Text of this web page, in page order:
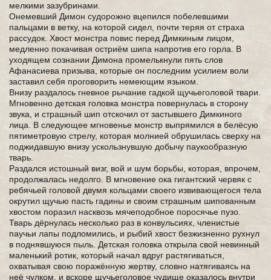
мелкими зазубринами.
Онемевший Димон судорожно вцепился побелевшими
пальцами в ветку, на которой сидел, почти теряя от страха
рассудок. Хвост монстра повис перед Димкиным лицом,
медленно покачивая остриём шипа напротив его горла. В
уходящем сознании Димона промелькнули пять слов
Афанасиева призыва, которые он последним усилием воли
заставил себя проговорить немеющим языком.
Внизу раздалось гневное рычание гадкой щучьеголовой твари.
Мгновенно детская головка монстра повернулась в сторону
звука, и страшный шип отскочил от застывшего Димкиного
лица. В следующее мгновенье монстр выпрямился в белёсую
пятиметровую стрелу, которая молнией обрушилась сверху на
поджидавшую внизу ускользнувшую добычу паукообразную
тварь.
Раздался истошный визг, вой и шум борьбы, которая, впрочем,
продолжалась недолго. В мгновение ока гигантский червяк с
ребячьей головой двумя кольцами своего извивающегося тела
окрутил щучью пасть гадины и своим страшным шипованным
хвостом поразил насквозь мячеподобное поросячье пузо.
Тварь дёрнулась несколько раз в конвульсиях, членистые
паучьи лапы подломились, и рыбий хвост безжизненно рухнул
в поднявшуюся пыль. Детская головка открыла свой невинный
маленький ротик, который начал вдруг растягиваться,
охватывая свою поражённую жертву, словно натягиваясь на
неё чулком, и вскоре щучьеголовое чудище оказалось внутри